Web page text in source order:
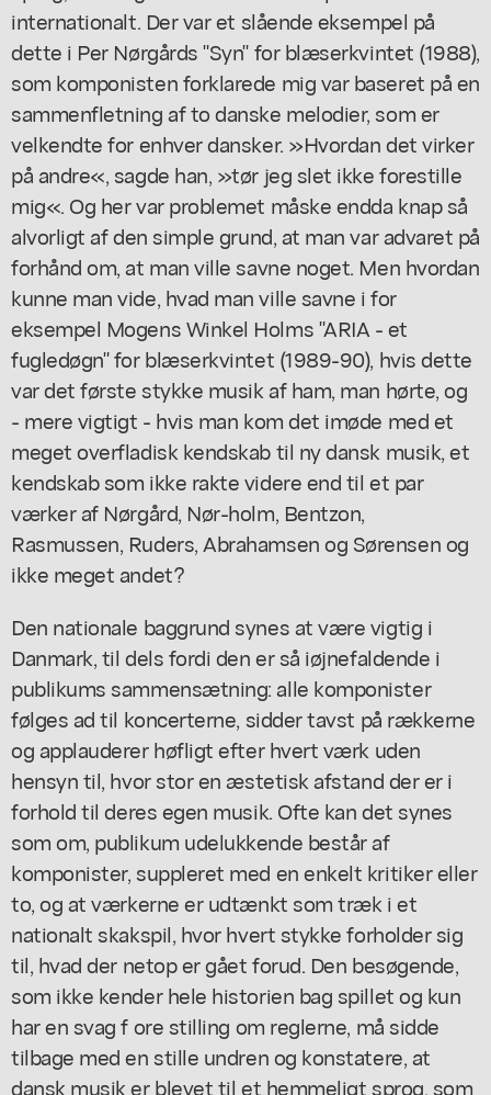
internationalt. Der var et slående eksempel på
dette i Per Nørgårds "Syn" for blæserkvintet (1988),
som komponisten forklarede mig var baseret på en
sammenfletning af to danske melodier, som er
velkendte for enhver dansker. »Hvordan det virker
på andre«, sagde han, »tør jeg slet ikke forestille
mig«. Og her var problemet måske endda knap så
alvorligt af den simple grund, at man var advaret på
forhånd om, at man ville savne noget. Men hvordan
kunne man vide, hvad man ville savne i for
eksempel Mogens Winkel Holms "ARIA - et
fugledøgn" for blæserkvintet (1989-90), hvis dette
var det første stykke musik af ham, man hørte, og
- mere vigtigt - hvis man kom det imøde med et
meget overfladisk kendskab til ny dansk musik, et
kendskab som ikke rakte videre end til et par
værker af Nørgård, Nør-holm, Bentzon,
Rasmussen, Ruders, Abrahamsen og Sørensen og
ikke meget andet?
Den nationale baggrund synes at være vigtig i
Danmark, til dels fordi den er så iøjnefaldende i
publikums sammensætning: alle komponister
følges ad til koncerterne, sidder tavst på rækkerne
og applauderer høfligt efter hvert værk uden
hensyn til, hvor stor en æstetisk afstand der er i
forhold til deres egen musik. Ofte kan det synes
som om, publikum udelukkende består af
komponister, suppleret med en enkelt kritiker eller
to, og at værkerne er udtænkt som træk i et
nationalt skakspil, hvor hvert stykke forholder sig
til, hvad der netop er gået forud. Den besøgende,
som ikke kender hele historien bag spillet og kun
har en svag f ore stilling om reglerne, må sidde
tilbage med en stille undren og konstatere, at
dansk musik er blevet til et hemmeligt sprog, som